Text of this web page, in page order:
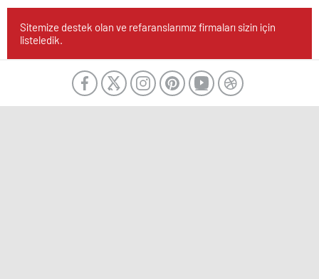
Sitemize destek olan ve refaranslarımız firmaları sizin için
listeledik.